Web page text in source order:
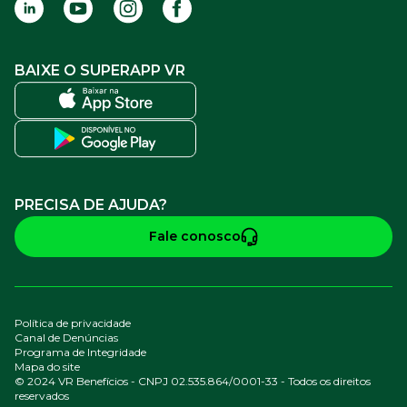
BAIXE O SUPERAPP VR
PRECISA DE AJUDA?
Fale conosco
© 2024 VR Benefícios - CNPJ 02.535.864/0001-33 - Todos os direitos
reservados
Política de privacidade
Canal de Denúncias
Programa de Integridade
Mapa do site